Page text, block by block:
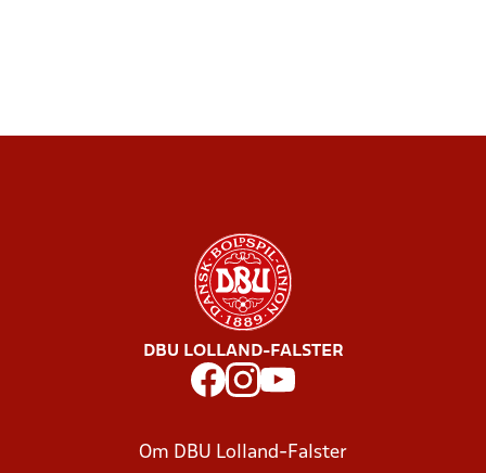
DBU LOLLAND-FALSTER
Om DBU Lolland-Falster